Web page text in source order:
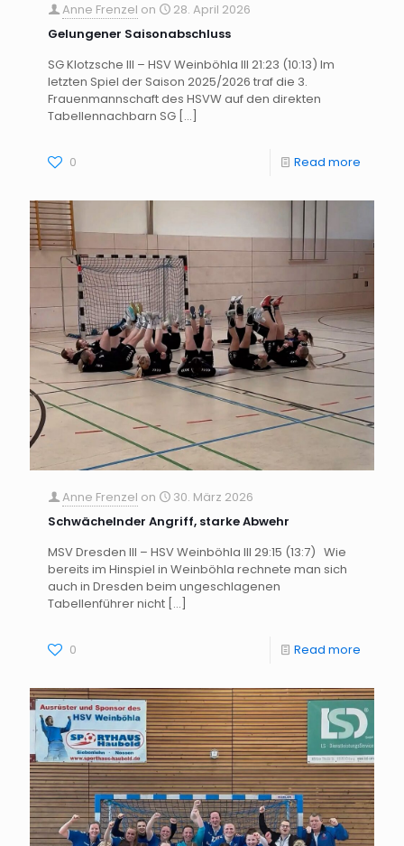
Anne Frenzel on
28. April 2026
Gelungener Saisonabschluss
SG Klotzsche III – HSV Weinböhla III 21:23 (10:13) Im
letzten Spiel der Saison 2025/2026 traf die 3.
Frauenmannschaft des HSVW auf den direkten
Tabellennachbarn SG […]
0 Read more
Anne Frenzel on
30. März 2026
Schwächelnder Angriff, starke Abwehr
MSV Dresden III – HSV Weinböhla III 29:15 (13:7) Wie
bereits im Hinspiel in Weinböhla rechnete man sich
auch in Dresden beim ungeschlagenen
Tabellenführer nicht […]
0 Read more